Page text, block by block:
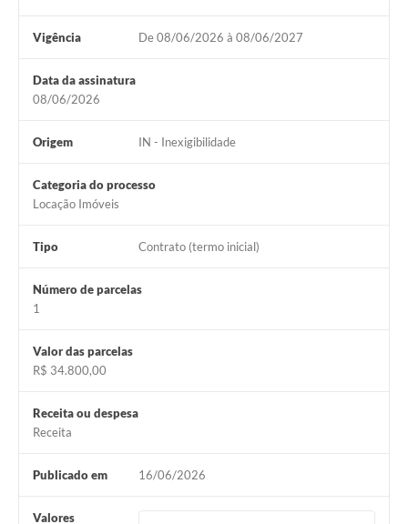
Vigência De 08/06/2026 à 08/06/2027
Data da assinatura
08/06/2026
Origem IN - Inexigibilidade
Categoria do processo
Locação Imóveis
Tipo Contrato (termo inicial)
Número de parcelas
1
Valor das parcelas
R$ 34.800,00
Receita ou despesa
Receita
Publicado em 16/06/2026
Valores